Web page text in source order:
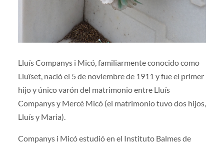
Lluís Companys i Micó, familiarmente conocido como
Lluïset, nació el 5 de noviembre de 1911 y fue el primer
hijo y único varón del matrimonio entre Lluís
Companys y Mercè Micó (el matrimonio tuvo dos hijos,
Lluís y Maria).
Companys i Micó estudió en el Instituto Balmes de